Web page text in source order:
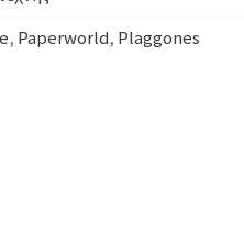
, Paperworld, Plaggones